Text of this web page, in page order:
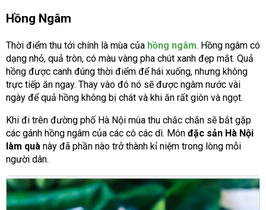
Hồng Ngâm
Thời điểm thu tới chính là mùa của hồng ngâm. Hồng ngâm có
dạng nhỏ, quả tròn, có màu vàng pha chút xanh đẹp mắt. Quả
hồng được canh đúng thời điểm để hái xuống, nhưng không
trực tiếp ăn ngay. Thay vào đó nó sẽ được ngâm nước vài
ngày để quả hồng không bị chát và khi ăn rất giòn và ngọt.
Khi đi trên đường phố Hà Nội mùa thu chắc chắn sẽ bắt gặp
các gánh hồng ngâm của các cô các dì. Món đặc sản Hà Nội
làm quà này đã phần nào trở thành kỉ niệm trong lòng mỗi
người dân.